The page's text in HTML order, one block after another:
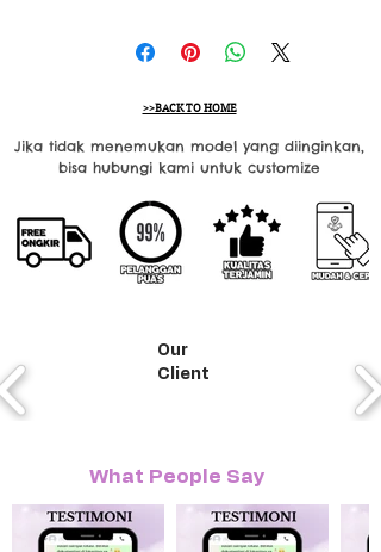
>>BACK TO HOME
Jika tidak menemukan model yang diinginkan,
bisa hubungi kami untuk customize
Our
Client
What People Say